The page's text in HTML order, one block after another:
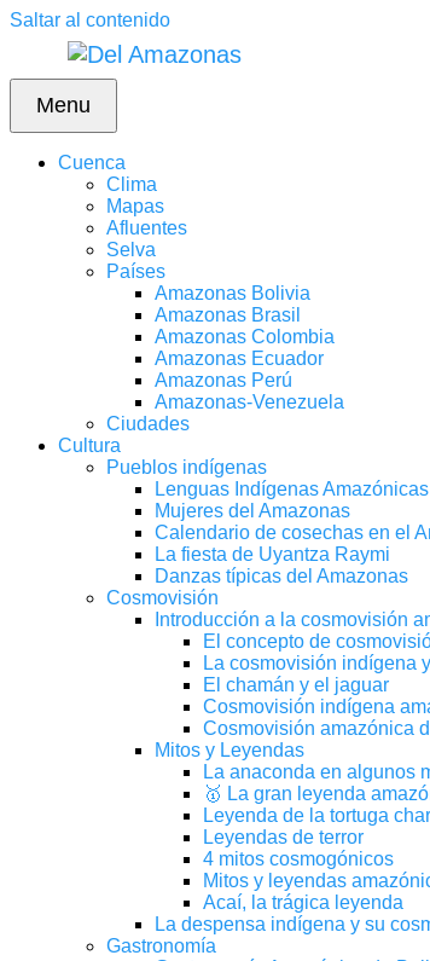
Saltar al contenido
Menu
Cuenca
Clima
Mapas
Afluentes
Selva
Países
Amazonas Bolivia
Amazonas Brasil
Amazonas Colombia
Amazonas Ecuador
Amazonas Perú
Amazonas-Venezuela
Ciudades
Cultura
Pueblos indígenas
Lenguas Indígenas Amazónicas
Mujeres del Amazonas
Calendario de cosechas en el
La fiesta de Uyantza Raymi
Danzas típicas del Amazonas
Cosmovisión
Introducción a la cosmovisión
El concepto de
La cosmovisión indígena
El chamán y el jaguar
Cosmovisión indígena
Cosmovisión amazónica
Mitos y Leyendas
La anaconda en algunos
🥇 La gran leyenda
Leyenda de la tortuga
Leyendas de terror
4 mitos cosmogónicos
Mitos y leyendas
Acaí, la trágica leyenda
La despensa indígena y su
Gastronomía